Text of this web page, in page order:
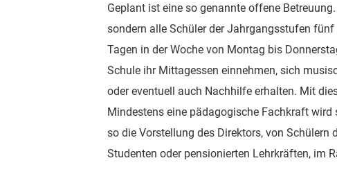
Geplant ist eine so genannte offene
sondern alle Schüler der Jahrgangsstufen
Tagen in der Woche von Montag bis
Schule ihr Mittagessen einnehmen, sich
oder eventuell auch Nachhilfe erhalten. Mit
Mindestens eine pädagogische Fachkraft
so die Vorstellung des Direktors, von Schülern
Studenten oder pensionierten Lehrkräften, im